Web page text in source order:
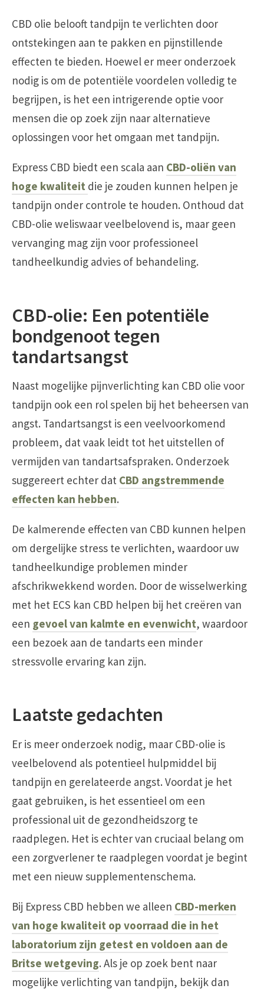
CBD olie belooft tandpijn te verlichten door
ontstekingen aan te pakken en pijnstillende
effecten te bieden. Hoewel er meer onderzoek
nodig is om de potentiële voordelen volledig te
begrijpen, is het een intrigerende optie voor
mensen die op zoek zijn naar alternatieve
oplossingen voor het omgaan met tandpijn.
Express CBD biedt een scala aan CBD-oliën van
hoge kwaliteit die je zouden kunnen helpen je
tandpijn onder controle te houden. Onthoud dat
CBD-olie weliswaar veelbelovend is, maar geen
vervanging mag zijn voor professioneel
tandheelkundig advies of behandeling.
CBD-olie: Een potentiële
bondgenoot tegen
tandartsangst
Naast mogelijke pijnverlichting kan CBD olie voor
tandpijn ook een rol spelen bij het beheersen van
angst. Tandartsangst is een veelvoorkomend
probleem, dat vaak leidt tot het uitstellen of
vermijden van tandartsafspraken. Onderzoek
suggereert echter dat CBD angstremmende
effecten kan hebben.
De kalmerende effecten van CBD kunnen helpen
om dergelijke stress te verlichten, waardoor uw
tandheelkundige problemen minder
afschrikwekkend worden. Door de wisselwerking
met het ECS kan CBD helpen bij het creëren van
een gevoel van kalmte en evenwicht, waardoor
een bezoek aan de tandarts een minder
stressvolle ervaring kan zijn.
Laatste gedachten
Er is meer onderzoek nodig, maar CBD-olie is
veelbelovend als potentieel hulpmiddel bij
tandpijn en gerelateerde angst. Voordat je het
gaat gebruiken, is het essentieel om een
professional uit de gezondheidszorg te
raadplegen. Het is echter van cruciaal belang om
een zorgverlener te raadplegen voordat je begint
met een nieuw supplementenschema.
Bij Express CBD hebben we alleen CBD-merken
van hoge kwaliteit op voorraad die in het
laboratorium zijn getest en voldoen aan de
Britse wetgeving. Als je op zoek bent naar
mogelijke verlichting van tandpijn, bekijk dan